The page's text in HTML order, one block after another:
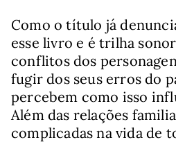
Como o título já
esse livro e é trilha
conflitos dos
fugir dos seus erros do
percebem como isso
Além das relações
complicadas na vida de